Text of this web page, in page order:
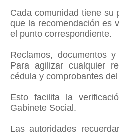
Cada comunidad tiene su
que la recomendación es
el punto correspondiente.
Reclamos, documentos
Para agilizar cualquier
cédula y comprobantes
Esto facilita la
Gabinete Social.
Las autoridades